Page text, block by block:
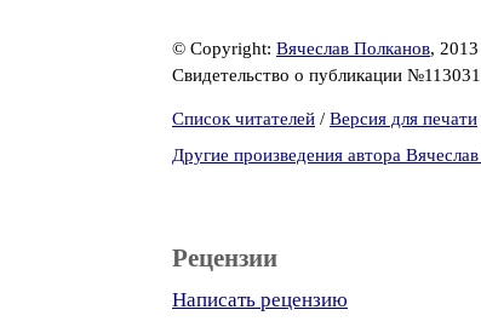
© Copyright: Вячеслав Полканов, 2013
Свидетельство о публикации
Список читателей / Версия для печати
Другие произведения автора
Рецензии
Написать рецензию